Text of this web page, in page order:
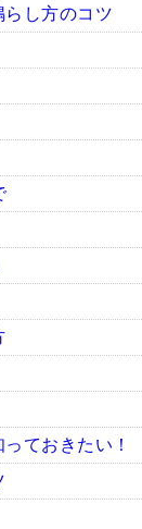
らし方のコツ
ておきたい！